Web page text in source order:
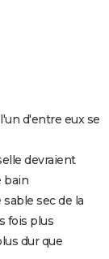
d'entre eux se
devraient
bain
sec de la
fois plus
dur que